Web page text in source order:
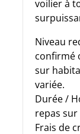
voilier à
Niveau
confirmé
sur
variée.
Durée /
repas sur
Frais de